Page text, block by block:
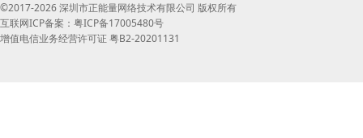
©2017-2026 深圳市正能量网络技术有限公司 版权所有
互联网ICP备案：粤ICP备17005480号
增值电信业务经营许可证 粤B2-20201131